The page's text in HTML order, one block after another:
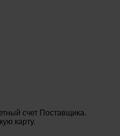
счет Поставщика.
карту.